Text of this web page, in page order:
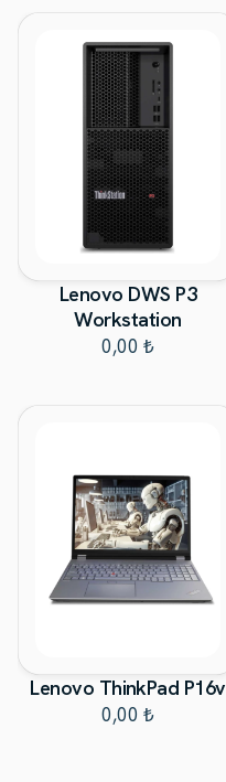
Lenovo DWS P3
Workstation
0,00 ₺
Lenovo ThinkPad P16v
0,00 ₺